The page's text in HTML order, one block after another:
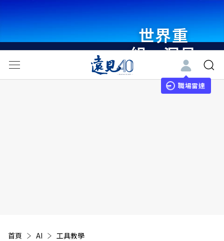
世界重
組・洞見
未來 與
世界領袖
職場雷達
首頁 AI 工具教學